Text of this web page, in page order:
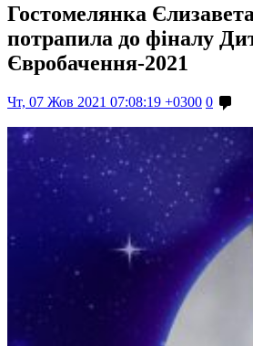
Гостомелянка
потрапила до фіналу
Євробачення-2021
Чт, 07 Жов 2021 07:08:19 +0300 0